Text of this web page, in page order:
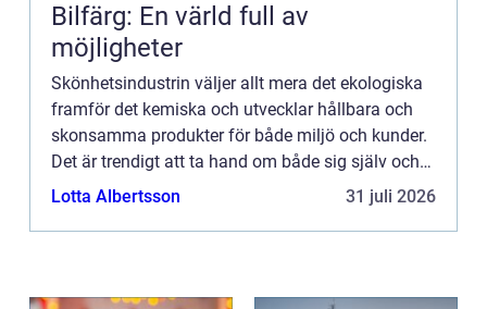
Bilfärg: En värld full av
möjligheter
Skönhetsindustrin väljer allt mera det ekologiska
framför det kemiska och utvecklar hållbara och
skonsamma produkter för både miljö och kunder.
Det är trendigt att ta hand om både sig själv och
pla...
Lotta Albertsson 31 juli 2026